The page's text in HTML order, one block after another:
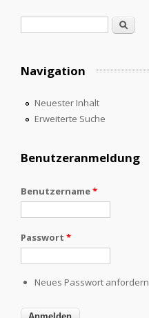
Suche
Navigation
Neuester Inhalt
Erweiterte Suche
Benutzeranmeldung
Benutzername*
Passwort *
Neues Passwort anfordern